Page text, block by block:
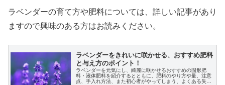
ラベンダーの育て方や肥料については、詳しい記事があり
ますので興味のある方はお読みください。
ラベンダーをきれいに咲かせる、おすすめ肥料
と与え方のポイント！
ラベンダーを元気にし、綺麗に咲かせるおすすめの固形肥
料・液体肥料を紹介するとともに、肥料のやり方や量、注意
点、手入れ方法、また初心者がやってしまう、よくある失敗